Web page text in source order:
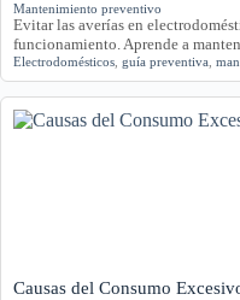
Mantenimiento preventivo
Evitar las averías en
funcionamiento. Aprende a
Electrodomésticos guía preventiva
Causas del Consumo